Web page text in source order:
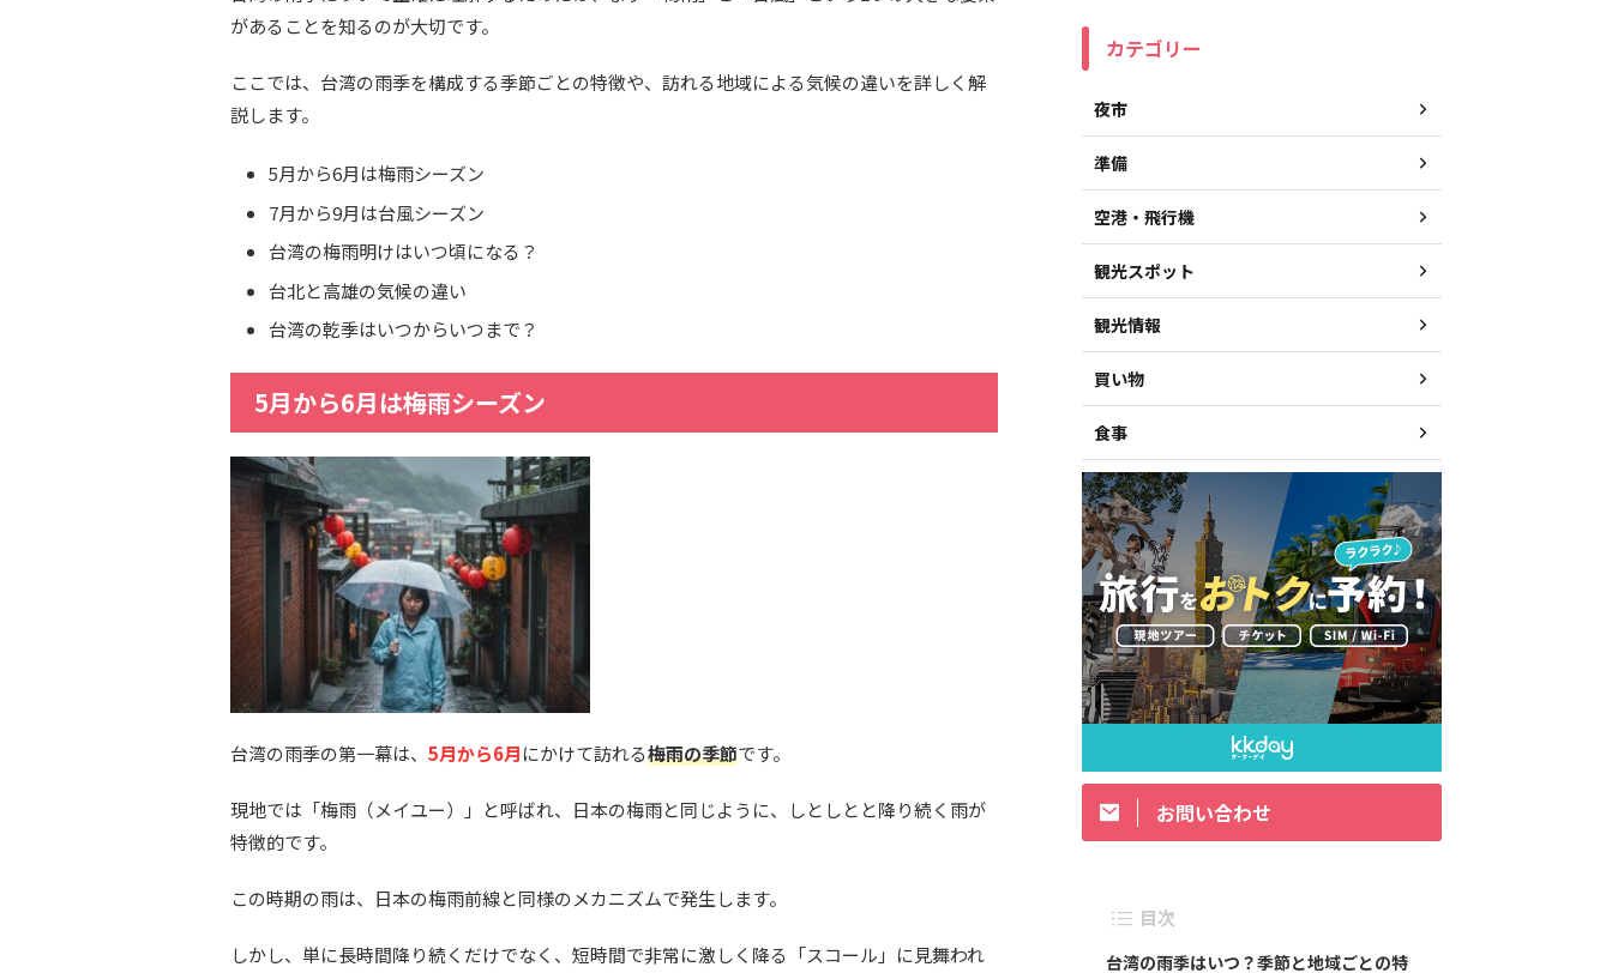
があることを知るのが大切です。
ここでは、台湾の雨季を構成する季節ごとの特徴や、訪れる地域による気候の違いを詳しく解
説します。
5月から6月は梅雨シーズン
7月から9月は台風シーズン
台湾の梅雨明けはいつ頃になる？
台北と高雄の気候の違い
台湾の乾季はいつからいつまで？
5月から6月は梅雨シーズン
台湾の雨季の第一幕は、 5月から6月にかけて訪れる梅雨の季節です。
現地では「梅雨（メイユー）」と呼ばれ、日本の梅雨と同じように、しとしとと降り続く雨が
特徴的です。
この時期の雨は、日本の梅雨前線と同様のメカニズムで発生します。
しかし、単に長時間降り続くだけでなく、短時間で非常に激しく降る「スコール」に見舞われ
カテゴリー
夜市
準備
空港・飛行機
観光スポット
観光情報
買い物
食事
お問い合わせ
目次
台湾の雨季はいつ？季節と地域ごとの特